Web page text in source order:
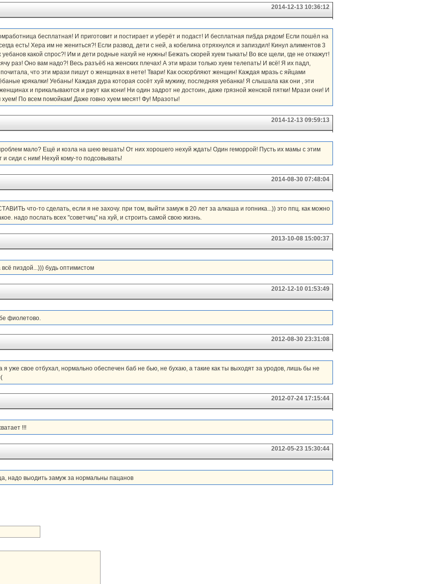
2014-12-13 10:36:12
бесплатная! И приготовит и постирает и уберёт и подаст! И бесплатная пи§да рядом! Если пошёл на
есть! Хера им не жениться?! Если развод, дети с ней, а кобелина отряхнулся и запиздил! Кинул алиментов 3
какой спрос?! Им и дети родные нахуй не нужны! Бежать скорей хуем тыкать! Во все щели, где не откажут!
раз! Оно вам надо?! Весь разъёб на женских плечах! А эти мрази только хуем телепать! И всё! Я их падл,
что эти мрази пишут о женщинах в нете! Твари! Как оскорбляют женщин! Каждая мразь с яйцами
крякалки! Уебаны! Каждая дура которая сосёт хуй мужику, последняя уебанка! Я слышала как они , эти
и прикалываются и ржут как кони! Ни один задрот не достоин, даже грязной женской пятки! Мрази они! И
хуем! По всем помойкам! Даже говно хуем месят! Фу! Мразоты!
2014-12-13 09:59:13
мало? Ещё и козла на шею вешать! От них хорошего нехуй ждать! Один геморрой! Пусть их мамы с этим
сиди с ним! Нехуй кому-то подсовывать!
2014-08-30 07:48:04
что-то сделать, если я не захочу. при том, выйти замуж в 20 лет за алкаша и гопника...)) это ппц. как можно
надо послать всех "советчиц" на хуй, и строить самой свою жизнь.
2013-10-08 15:00:37
пиздой...))) будь оптимистом
2012-12-10 01:53:49
фиолетово.
2012-08-30 23:31:08
я уже свое отбухал, нормально обеспечен баб не бью, не бухаю, а такие как ты выходят за уродов, лишь бы не
2012-07-24 17:15:44
!!!
2012-05-23 15:30:44
надо выодить замуж за нормальны пацанов